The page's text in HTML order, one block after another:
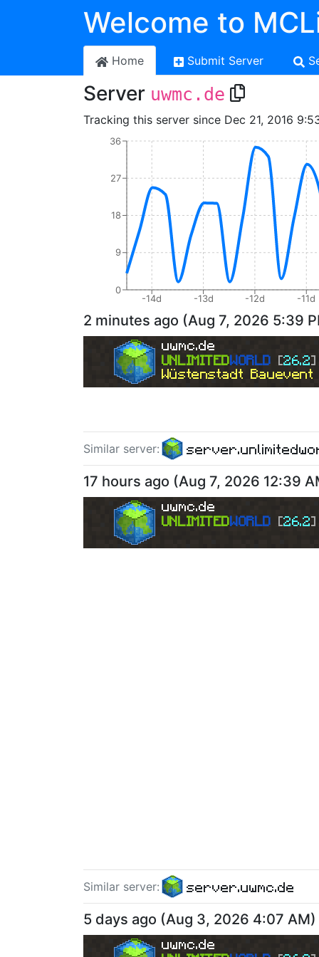
Welcome to
Home Submit Server
Server uwmc.de
Tracking this server since Dec 21, 2016
0
9
18
27
36
-14d -13d -12d -11d
2 minutes ago (Aug 7, 2026 5:39
uwmc.de
UNLIMITEDWORLD [26.2]
Wüstenstadt Bauevent
Similar server:
17 hours ago (Aug 7, 2026 12:39
uwmc.de
UNLIMITEDWORLD [26.2]
Similar server:
server.uwmc.de
5 days ago (Aug 3, 2026 4:07 AM)
uwmc.de